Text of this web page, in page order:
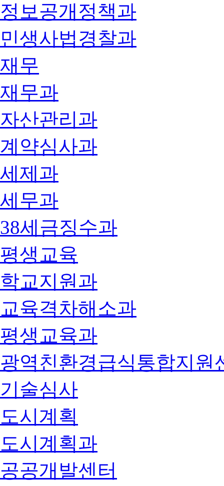
정보공개정책과
민생사법경찰과
재무
재무과
자산관리과
계약심사과
세제과
세무과
38세금징수과
평생교육
학교지원과
교육격차해소과
평생교육과
광역친환경급식통합지원
기술심사
도시계획
도시계획과
공공개발센터